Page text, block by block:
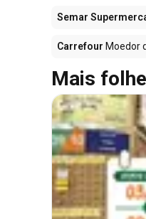
Semar
Carrefour Moedor
Mais